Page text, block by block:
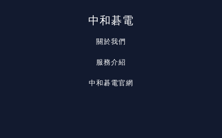
中和碁電
關於我們
服務介紹
中和碁電官網